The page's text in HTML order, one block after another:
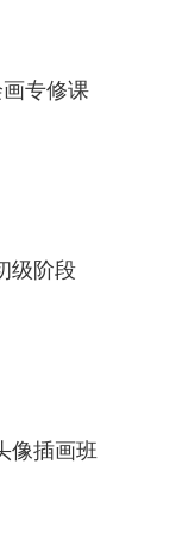
专修课
级阶段
像插画班